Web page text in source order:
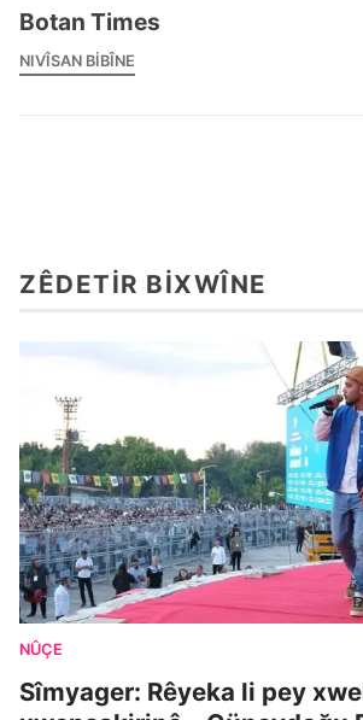
Botan Times
NIVÎSAN BIBÎNE
ZÊDETIR BIXWÎNE
NÛÇE
Sîmyager: Rêyeka li pey